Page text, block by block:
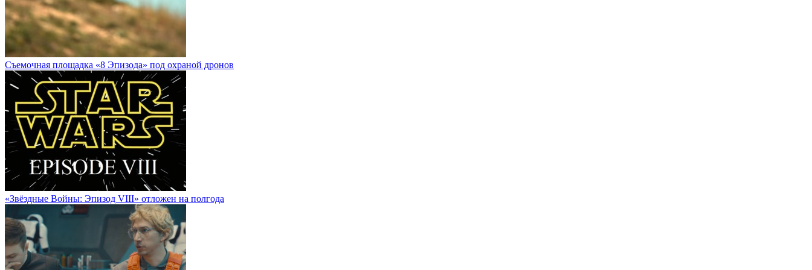
Cъемочная площадка «8 Эпизода» под охраной дронов
«Звёздные Войны: Эпизод VIII» отложен на полгода